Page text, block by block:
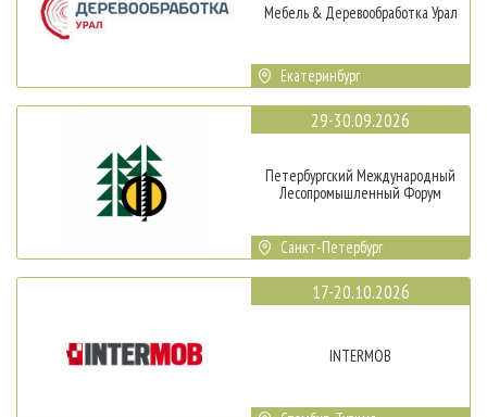
Мебель & Деревообработка Урал
Екатеринбург
29-30.09.2026
Петербургский Международный
Лесопромышленный Форум
Санкт-Петербург
17-20.10.2026
INTERMOB